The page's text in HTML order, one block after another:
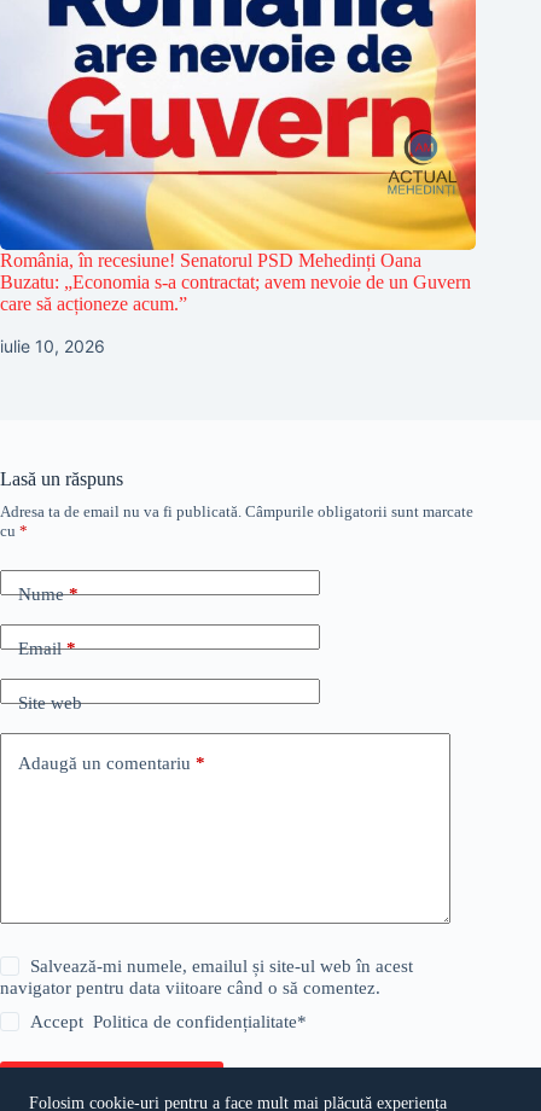
Folosim cookie-uri pentru a face mult mai plăcută experiența
România, în recesiune! Senatorul PSD Mehedinți Oana
Buzatu: „Economia s-a contractat; avem nevoie de un Guvern
care să acționeze acum.”
iulie 10, 2026
Lasă un răspuns
Adresa ta de email nu va fi publicată. Câmpurile obligatorii sunt marcate
cu *
Nume*
Email*
Site web
Adaugă un comentariu *
Salvează-mi numele, emailul și site-ul web în acest
navigator pentru data viitoare când o să comentez.
AcceptPolitica de confidențialitate*